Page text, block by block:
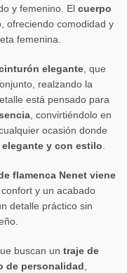
y femenino. El cuerpo
ofreciendo comodidad y
femenina.
elegante, que
realzando la
está pensado para
, convirtiéndolo en
ocasión donde
y con estilo.
flamenca Nenet viene
y un acabado
detalle práctico sin
buscan un traje de
de personalidad,